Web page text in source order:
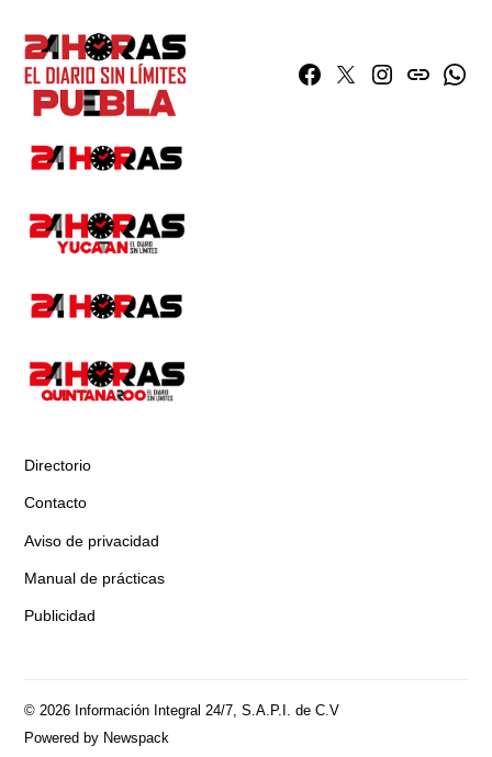
Facebook
TwitterInstagram
issuu
Directorio
Contacto
Aviso de privacidad
Manual de prácticas
Publicidad
© 2026 Información Integral 24/7, S.A.P.I. de C.V
Powered by Newspack